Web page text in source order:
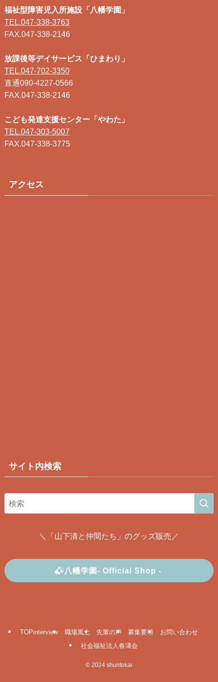
福祉型障害児入所施設「八幡学園」
TEL.047-338-3763
FAX.047-338-2146
放課後等デイサービス「ひまわり」
TEL.047-702-3350
直通090-4227-0566
FAX.047-338-2146
こども発達支援センター「やわた」
TEL.047-303-5007
FAX.047-338-3775
アクセス
サイト内検索
＼「山下清と仲間たち」のグッズ販売／
八幡学園- Official Shop -
TOPinterview 職場風土 先輩の声 募集要項
お問い合わせ
社会福祉法人春濤会
© 2024 shuntokai